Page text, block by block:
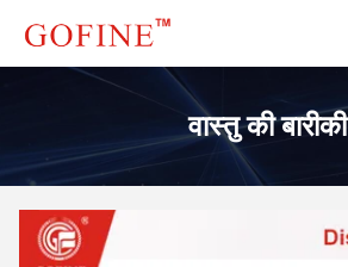
वास्तु की बारीकी